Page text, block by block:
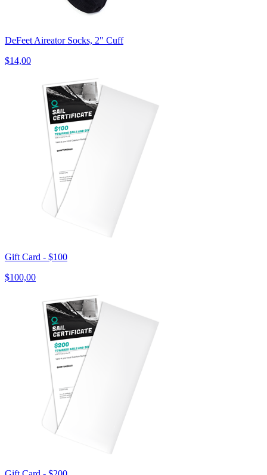
DeFeet Aireator Socks, 2" Cuff
$14,00
Gift Card - $100
$100,00